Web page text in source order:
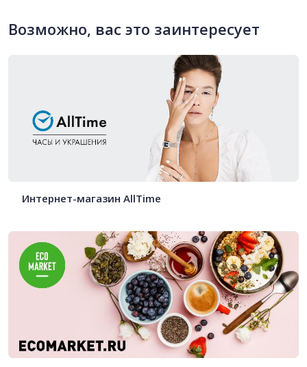
Возможно, вас это заинтересует
Интернет-магазин AllTime